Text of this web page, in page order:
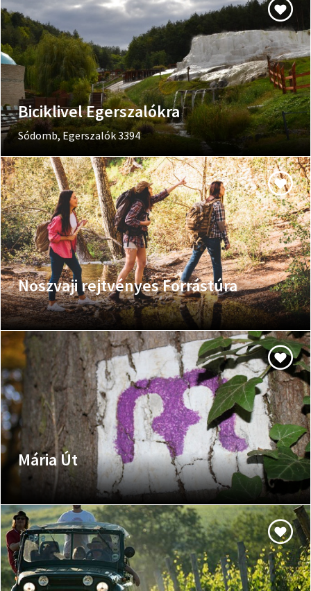
Biciklivel Egerszalókra
Sódomb, Egerszalók 3394
Noszvaji rejtvényes Forrástúra
Mária Út